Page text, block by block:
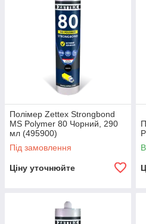
Алгоритм
інтернет-
Підберіть необхідний товар і
Полімер Zettex Strongbond
MS Polymer 80 Чорний, 290
мл (495900)
Під замовлення
Ціну уточнюйте